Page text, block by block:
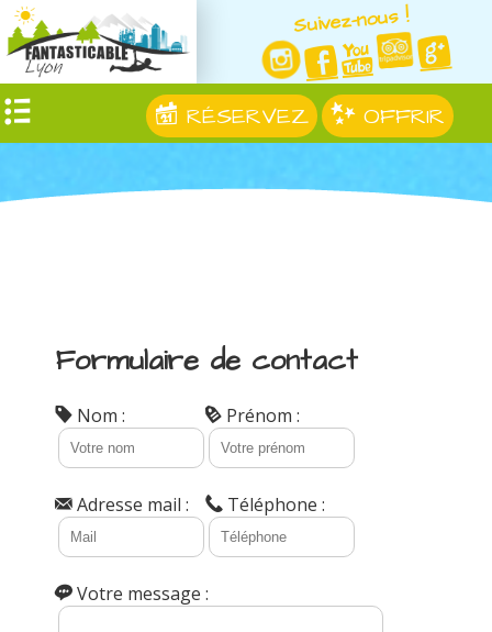
Suivez-nous !
RÉSERVEZ OFFRIR
Formulaire de contact
Nom : Prénom :
Adresse mail : Téléphone :
Votre message :